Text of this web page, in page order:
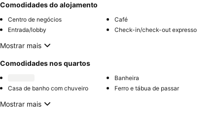
Comodidades do alojamento
Centro de negócios
Café
Entrada/lobby
Check-in/check-out expresso
Mostrar mais
Comodidades nos quartos
Banheira
Casa de banho com chuveiro
Ferro e tábua de passar
Mostrar mais